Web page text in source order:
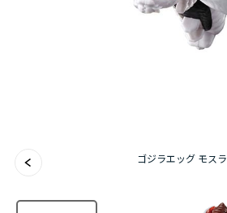
ゴジラエッグ モスラ